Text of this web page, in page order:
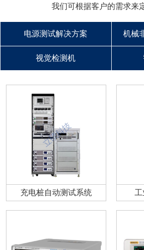
我们可根据客户的需求来
电源测试解决方案 机械
视觉检测机
充电桩自动测试系统